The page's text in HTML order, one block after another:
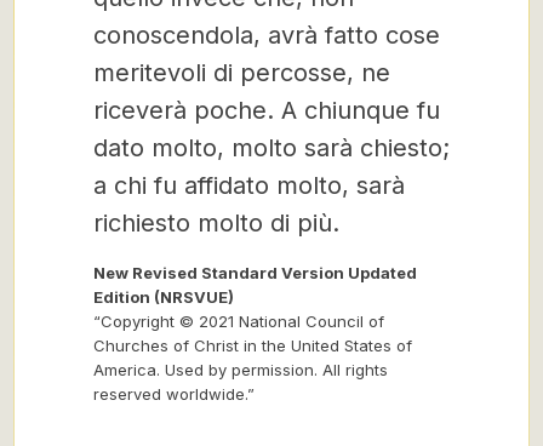
conoscendola, avrà fatto cose
meritevoli di percosse, ne
riceverà poche. A chiunque fu
dato molto, molto sarà chiesto;
a chi fu affidato molto, sarà
richiesto molto di più.
New Revised Standard Version Updated
Edition (NRSVUE)
“Copyright © 2021 National Council of
Churches of Christ in the United States of
America. Used by permission. All rights
reserved worldwide.”